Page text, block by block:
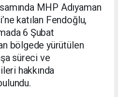
MHP Adıyaman
katılan Fendoğlu,
6 Şubat
bölgede yürütülen
süreci ve
hakkında